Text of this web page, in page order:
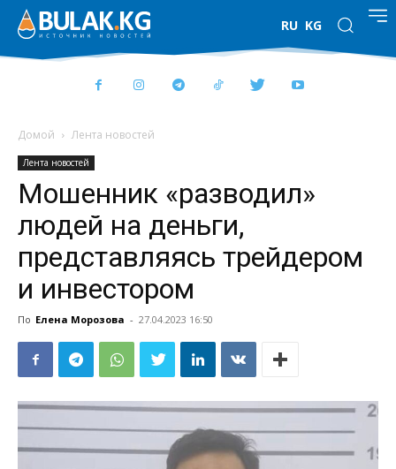
RU KG
Домой Лента новостей
Лента новостей
Мошенник «разводил»
людей на деньги,
представляясь трейдером
и инвестором
По Елена Морозова - 27.04.2023 16:50